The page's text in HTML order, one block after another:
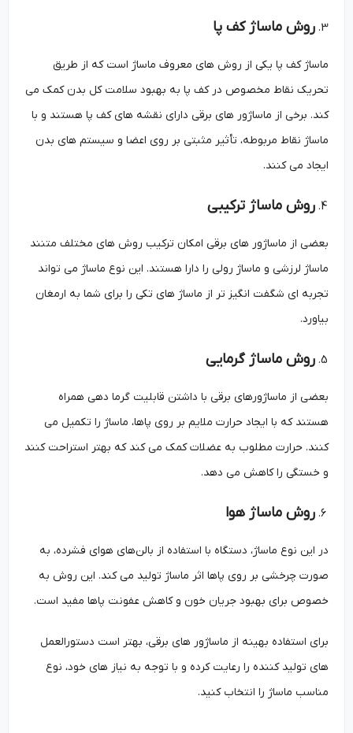
روش ماساژ کف پا
ماساژ کف پا یکی از روش ‌های معروف ماساژ است که از طریق
تحریک نقاط مخصوص در کف پا به بهبود سلامت کل بدن کمک می
کند. برخی از ماساژور های برقی دارای نقشه ‌های کف پا هستند و با
ماساژ نقاط مربوطه، تأثیر مثبتی بر روی اعضا و سیستم ‌های بدن
ایجاد می‌ کنند.
روش ماساژ ترکیبی
بعضی از ماساژور های برقی امکان ترکیب روش‌ های مختلف متنند
ماساژ لرزشی و ماساژ رولی را دارا هستند. این نوع ماساژ می ‌تواند
تجربه‌ ای شگفت ‌انگیز تر از ماساژ ‌های تکی را برای شما به ارمغان
بیاورد.
روش ماساژ گرمایی
بعضی از ماساژورهای برقی با داشتن قابلیت گرما دهی همراه
هستند که با ایجاد حرارت ملایم بر روی پاها، ماساژ را تکمیل می
‌کنند. حرارت مطلوب به عضلات کمک می‌ کند که بهتر استراحت کنند
و خستگی را کاهش می‌ دهد.
روش ماساژ هوا
در این نوع ماساژ، دستگاه با استفاده از بالن‌های هوای فشرده، به
صورت چرخشی بر روی پاها اثر ماساژ تولید می ‌کند. این روش به
خصوص برای بهبود جریان خون و کاهش عفونت پاها مفید است.
برای استفاده بهینه از ماساژور های برقی، بهتر است دستورالعمل‌
های تولید کننده را رعایت کرده و با توجه به نیاز های خود، نوع
مناسب ماساژ را انتخاب کنید.